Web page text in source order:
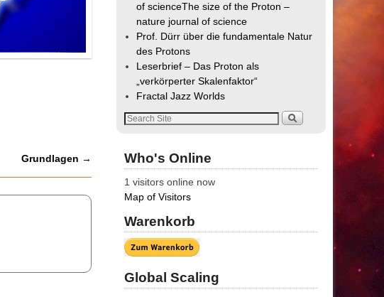
Grundlagen →
of scienceThe size of the Proton –
nature journal of science
Prof. Dürr über die fundamentale Natur
des Protons
Leserbrief – Das Proton als
„verkörperter Skalenfaktor“
Fractal Jazz Worlds
Who's Online
1 visitors online now
Map of Visitors
Warenkorb
Global Scaling